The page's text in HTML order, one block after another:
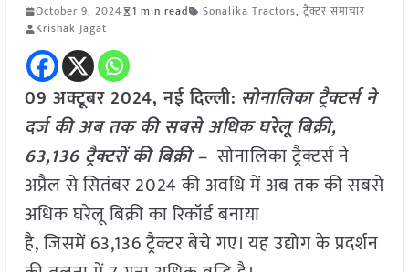
October 9, 2024 1 min read Sonalika Tractors, ट्रैक्टर समाचार
Krishak Jagat
09 अक्टूबर 2024, नई दिल्ली: सोनालिका ट्रैक्टर्स ने
दर्ज की अब तक की सबसे अधिक घरेलू बिक्री,
63,136 ट्रैक्टरों की बिक्री – सोनालिका ट्रैक्टर्स ने
अप्रैल से सितंबर 2024 की अवधि में अब तक की सबसे
अधिक घरेलू बिक्री का रिकॉर्ड बनाया
है, जिसमें 63,136 ट्रैक्टर बेचे गए। यह उद्योग के प्रदर्शन